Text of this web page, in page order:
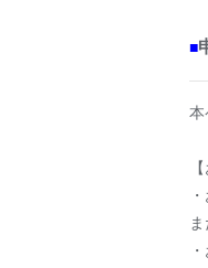
■
本